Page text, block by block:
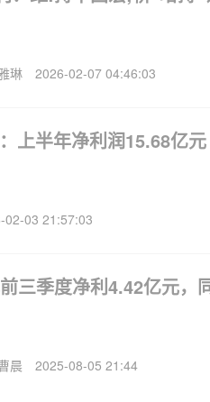
琳 2026-02-07 04:46:03
上半年净利润15.68亿
02-03 21:57:03
三季度净利4.42亿元，
晨 2025-08-05 21:44